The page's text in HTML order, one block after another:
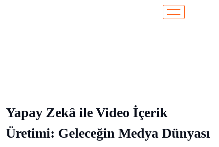
Yapay Zekâ ile Video İçerik
Üretimi: Geleceğin Medya Dünyası